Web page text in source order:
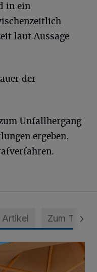
in ein
laut Aussage
der
Unfallhergang
ergeben.
Artikel Zum Thema